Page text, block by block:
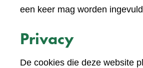
een keer mag worden
Privacy
De cookies die deze website